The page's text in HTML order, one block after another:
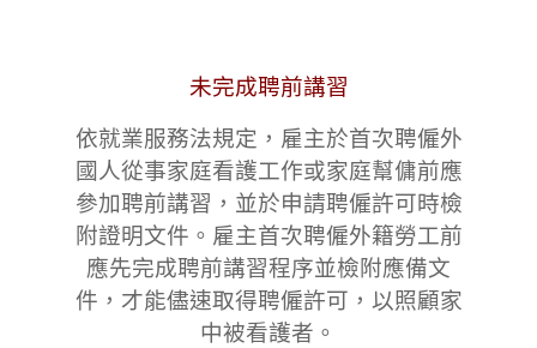
未完成聘前講習
依就業服務法規定，雇主於首次聘僱外
國人從事家庭看護工作或家庭幫傭前應
參加聘前講習，並於申請聘僱許可時檢
附證明文件。雇主首次聘僱外籍勞工前
應先完成聘前講習程序並檢附應備文
件，才能儘速取得聘僱許可，以照顧家
中被看護者。